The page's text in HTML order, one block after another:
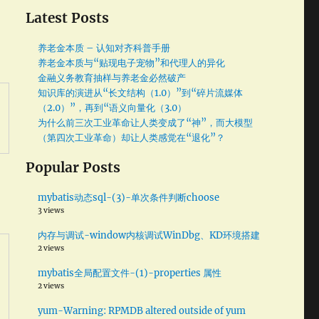
Latest Posts
养老金本质 – 认知对齐科普手册
养老金本质与“贴现电子宠物”和代理人的异化
金融义务教育抽样与养老金必然破产
知识库的演进从“长文结构（1.0）”到“碎片流媒体
（2.0）”，再到“语义向量化（3.0）
为什么前三次工业革命让人类变成了“神”，而大模型
（第四次工业革命）却让人类感觉在“退化”？
Popular Posts
mybatis动态sql-(3)-单次条件判断choose
3 views
内存与调试-window内核调试WinDbg、KD环境搭建
2 views
mybatis全局配置文件-(1)-properties 属性
2 views
yum-Warning: RPMDB altered outside of yum